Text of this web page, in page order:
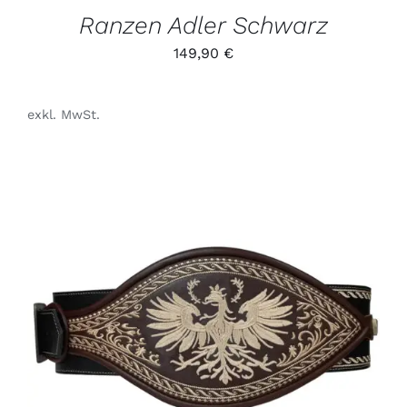
GEWÄHLT
WERDEN
Ranzen Adler Schwarz
149,90 €
exkl. MwSt.
DIESES
PRODUKT
WEIST
MEHRERE
VARIANTEN
/
DETAILS